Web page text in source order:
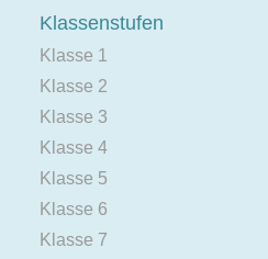
Klassenstufen
Klasse 1
Klasse 2
Klasse 3
Klasse 4
Klasse 5
Klasse 6
Klasse 7